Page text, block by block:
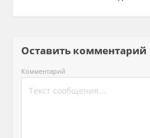
Оставить комментарий
Комментарий